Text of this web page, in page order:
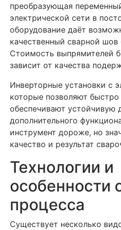
преобразующая
электрической сети в
оборудование даёт
качественный сварной шов
Стоимость выпрямителей
зависит от качества
Инверторные установки с
которые позволяют
обеспечивают устойчивую
дополнительного
инструмент дороже, но
качество и результат
Технологии и
особенности
процесса
Существует несколько